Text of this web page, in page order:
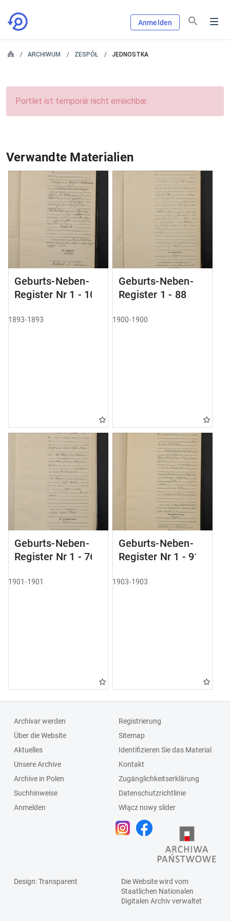
Anmelden
ARCHIWUM ZESPÓŁ JEDNOSTKA
Portlet ist temporär nicht erreichbar.
Verwandte Materialien
Geburts-Neben-
Register Nr 1 - 100
1893-1893
Geburts-Neben-
Register 1 - 88
1900-1900
Geburts-Neben-
Register Nr 1 - 76
1901-1901
Geburts-Neben-
Register Nr 1 - 91
1903-1903
Archivar werden
Über die Website
Aktuelles
Unsere Archive
Archive in Polen
Suchhinweise
Anmelden
Registrierung
Sitemap
Identifizieren Sie das Material
Kontakt
Zugänglichkeitserklärung
Datenschutzrichtlinie
Włącz nowy slider
Design: Transparent
Die Website wird vom
Staatlichen Nationalen
Digitalen Archivverwaltet